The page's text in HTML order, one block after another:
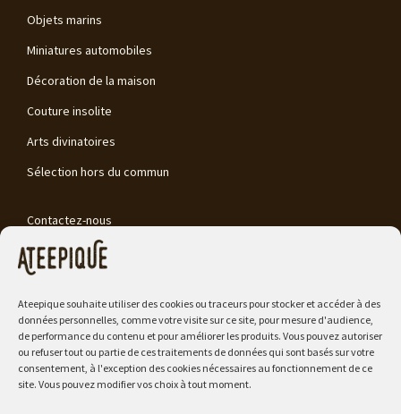
Ateepique souhaite utiliser des cookies ou traceurs pour stocker et accéder à des
données personnelles, comme votre visite sur ce site, pour mesure d'audience,
de performance du contenu et pour améliorer les produits. Vous pouvez autoriser
ou refuser tout ou partie de ces traitements de données qui sont basés sur votre
consentement, à l'exception des cookies nécessaires au fonctionnement de ce
site. Vous pouvez modifier vos choix à tout moment.
Objets marins
Miniatures automobiles
Décoration de la maison
Couture insolite
Arts divinatoires
Sélection hors du commun
Contactez-nous
Mon compte
Vos commandes
Détails de votre compte
Mot de passe perdu